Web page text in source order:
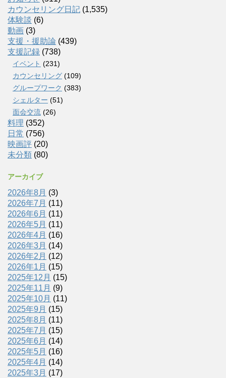
カウンセリング日記 (1,535)
体験談 (6)
動画 (3)
支援・援助論 (439)
支援記録 (738)
イベント (231)
カウンセリング (109)
グループワーク (383)
シェルター (51)
面会交流 (26)
料理 (352)
日常 (756)
映画評 (20)
未分類 (80)
アーカイブ
2026年8月 (3)
2026年7月 (11)
2026年6月 (11)
2026年5月 (11)
2026年4月 (16)
2026年3月 (14)
2026年2月 (12)
2026年1月 (15)
2025年12月 (15)
2025年11月 (9)
2025年10月 (11)
2025年9月 (15)
2025年8月 (11)
2025年7月 (15)
2025年6月 (14)
2025年5月 (16)
2025年4月 (14)
2025年3月 (17)